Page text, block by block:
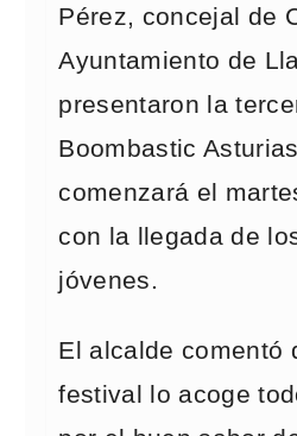
Pérez, concejal de
Ayuntamiento de
presentaron la
Boombastic
comenzará el
con la llegada de
jóvenes.
El alcalde comentó
festival lo acoge